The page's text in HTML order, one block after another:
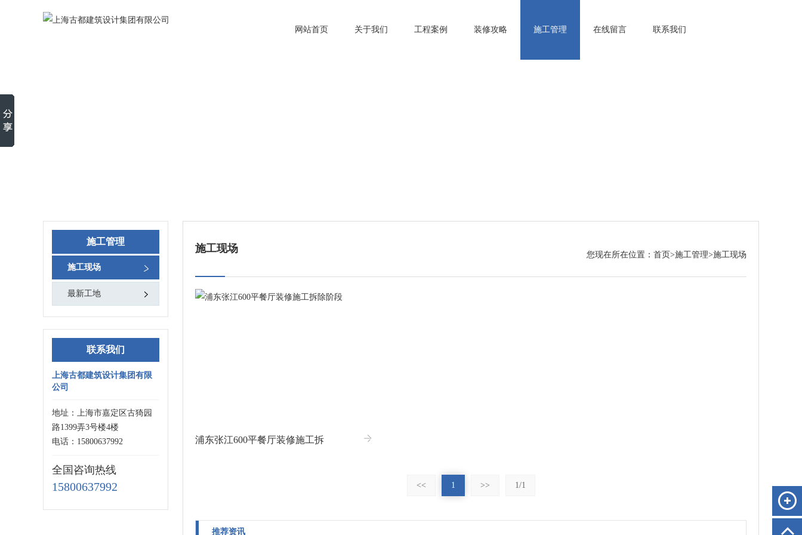
网站首页 关于我们 工程案例 装修攻略 施工管理 在线留言 联系我们
施工管理
施工现场
最新工地
联系我们
上海古都建筑设计集团有限
公司
地址：上海市嘉定区古猗园
路1399弄3号楼4楼
电话：15800637992
全国咨询热线
15800637992
您现在所在位置： 首页>施工管理>施工现场
施工现场
浦东张江600平餐厅装修施工拆
<< 1 >> 1/1
推荐资讯